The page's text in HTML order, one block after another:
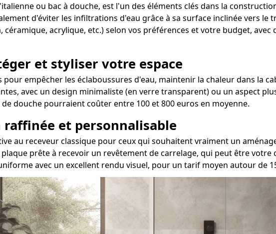
ou bac à douche, est l'un des éléments clés dans la
d'éviter les infiltrations d'eau grâce à sa surface inclinée vers le
acrylique, etc.) selon vos préférences et votre budget,
et styliser votre espace
empêcher les éclaboussures d'eau, maintenir la chaleur dans la
avec un design minimaliste (en verre transparent) ou un aspect
douche pourraient coûter entre 100 et 800 euros en moyenne.
et personnalisable
au receveur classique pour ceux qui souhaitent vraiment un
prête à recevoir un revêtement de carrelage, qui peut être
avec un excellent rendu visuel, pour un tarif moyen autour de